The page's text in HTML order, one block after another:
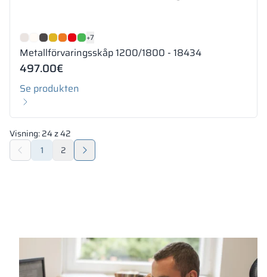
+7
Metallförvaringsskåp 1200/1800 - 18434
497.00€
Se produkten
Visning:24z42
1
2